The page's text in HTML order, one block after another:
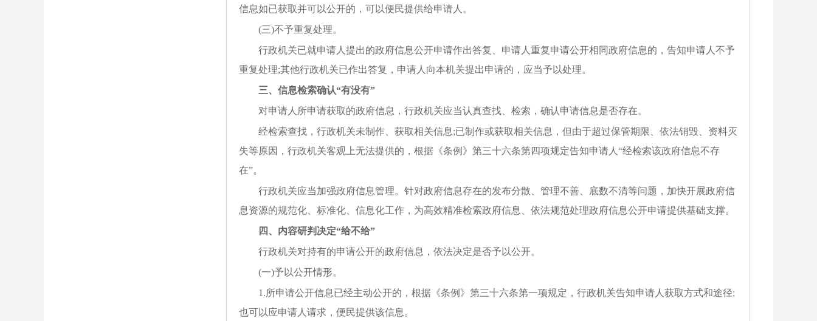
信息如已获取并可以公开的，可以便民提供给申请人。
(三)不予重复处理。
行政机关已就申请人提出的政府信息公开申请作出答复、申请人重复申请公开相同政府信息的，告知申请人不予
重复处理;其他行政机关已作出答复，申请人向本机关提出申请的，应当予以处理。
三、信息检索确认“有没有”
对申请人所申请获取的政府信息，行政机关应当认真查找、检索，确认申请信息是否存在。
经检索查找，行政机关未制作、获取相关信息;已制作或获取相关信息，但由于超过保管期限、依法销毁、资料灭
失等原因，行政机关客观上无法提供的，根据《条例》第三十六条第四项规定告知申请人 “经检索该政府信息不存
在”。
行政机关应当加强政府信息管理。针对政府信息存在的发布分散、管理不善、底数不清等问题，加快开展政府信
息资源的规范化、标准化、信息化工作，为高效精准检索政府信息、依法规范处理政府信息公开申请提供基础支撑。
四、内容研判决定“给不给”
行政机关对持有的申请公开的政府信息，依法决定是否予以公开。
(一)予以公开情形。
1.所申请公开信息已经主动公开的，根据《条例》第三十六条第一项规定，行政机关告知申请人获取方式和途径;
也可以应申请人请求，便民提供该信息。